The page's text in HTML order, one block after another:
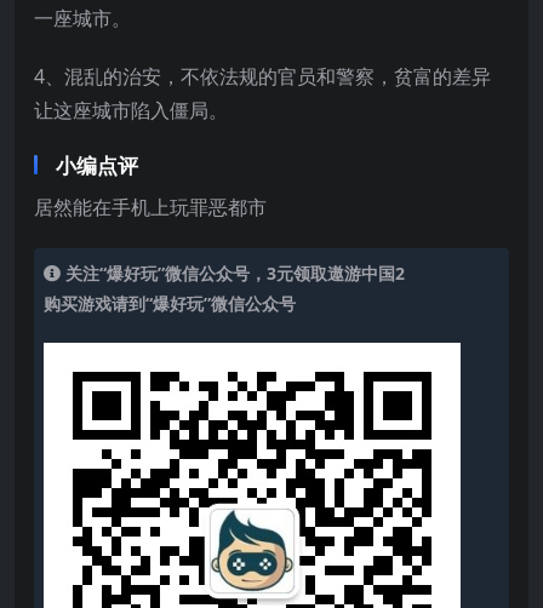
一座城市。
4、混乱的治安，不依法规的官员和警察，贫富的差异
让这座城市陷入僵局。
小编点评
居然能在手机上玩罪恶都市
关注“爆好玩”微信公众号，3元领取遨游中国2
购买游戏请到“爆好玩”微信公众号